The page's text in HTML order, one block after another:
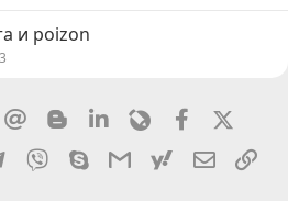
и poizon
Mail.ru BloggerLinkedinLivejournalFacebook
Telegram
Viber SkypeGmailyahoomail